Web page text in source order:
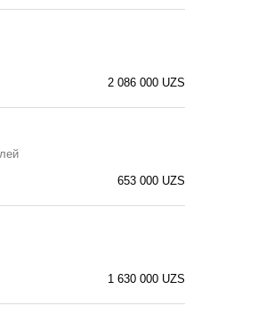
2 086 000 UZS
653 000 UZS
1 630 000 UZS